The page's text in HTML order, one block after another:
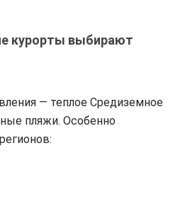
курорты выбирают
— теплое Средиземное
пляжи. Особенно